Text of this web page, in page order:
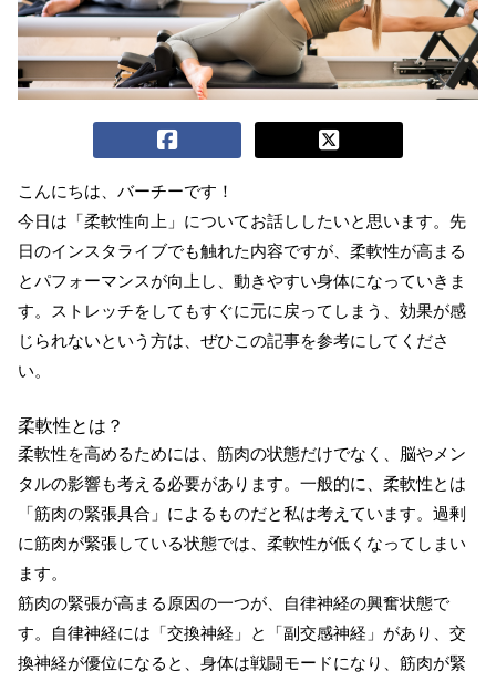
こんにちは、バーチーです！
今日は「柔軟性向上」についてお話ししたいと思います。先
日のインスタライブでも触れた内容ですが、柔軟性が高まる
とパフォーマンスが向上し、動きやすい身体になっていきま
す。ストレッチをしてもすぐに元に戻ってしまう、効果が感
じられないという方は、ぜひこの記事を参考にしてくださ
い。
柔軟性とは？
柔軟性を高めるためには、筋肉の状態だけでなく、脳やメン
タルの影響も考える必要があります。一般的に、柔軟性とは
「筋肉の緊張具合」によるものだと私は考えています。過剰
に筋肉が緊張している状態では、柔軟性が低くなってしまい
ます。
筋肉の緊張が高まる原因の一つが、自律神経の興奮状態で
す。自律神経には「交換神経」と「副交感神経」があり、交
換神経が優位になると、身体は戦闘モードになり、筋肉が緊